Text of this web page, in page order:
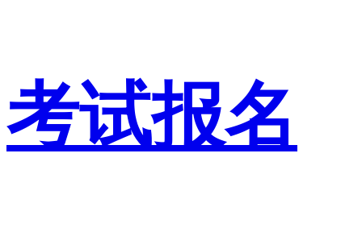
考试报名